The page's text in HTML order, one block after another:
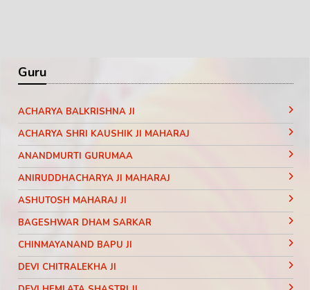
Guru
ACHARYA BALKRISHNA JI
ACHARYA SHRI KAUSHIK JI MAHARAJ
ANANDMURTI GURUMAA
ANIRUDDHACHARYA JI MAHARAJ
ASHUTOSH MAHARAJ JI
BAGESHWAR DHAM SARKAR
CHINMAYANAND BAPU JI
DEVI CHITRALEKHA JI